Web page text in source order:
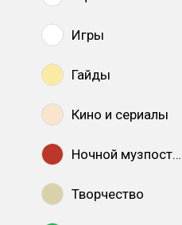
Игры
Гайды
Кино и сериалы
Ночной музпостинг
Творчество